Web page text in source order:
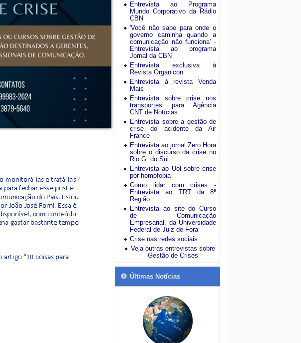
Entrevista ao Programa
Mundo Corporativo da Rádio
CBN
'Você não sabe para onde o
governo caminha quando a
comunicação não funciona' -
Entrevista ao programa
Jornal da CBN
Entrevista exclusiva à
Revista Organicon
Entrevista à revista Venda
Mais
Entrevista sobre crise nos
transportes para Agência
CNT de Notícias
Entrevista sobre a gestão de
crise do acidente da Air
France
Entrevista ao jornal Zero Hora
sobre o discurso da crise no
Rio G. do Sul
Entrevista ao Uol sobre crise
por homofobia
Como lidar com crises -
Entrevista ao TRT da 8ª
Região
Entrevista ao site do Curso
de Comunicação
Empresarial, da Universidade
Federal de Juiz de Fora
Crise nas redes sociais
Veja outras entrevistas sobre
Gestão de Crises
Últimas Notícias